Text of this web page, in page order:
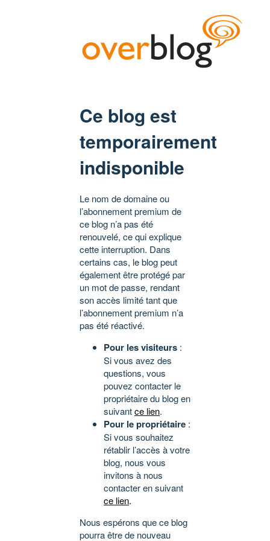
Ce blog est
temporairement
indisponible
Le nom de domaine ou
l’abonnement premium de
ce blog n’a pas été
renouvelé, ce qui explique
cette interruption. Dans
certains cas, le blog peut
également être protégé par
un mot de passe, rendant
son accès limité tant que
l’abonnement premium n’a
pas été réactivé.
Pour les visiteurs :
Si vous avez des
questions, vous
pouvez contacter le
propriétaire du blog en
suivantce lien.
Pour le propriétaire :
Si vous souhaitez
rétablir l’accès à votre
blog, nous vous
invitons à nous
contacter en suivant
ce lien.
Nous espérons que ce blog
pourra être de nouveau